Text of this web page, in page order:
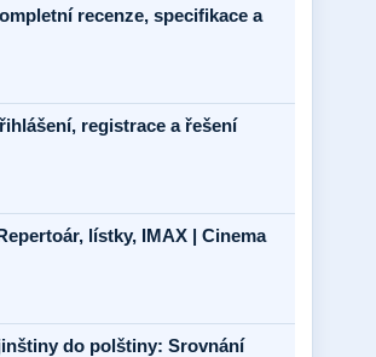
recenze, specifikace a
registrace a řešení
lístky, IMAX | Cinema
do polštiny: Srovnání